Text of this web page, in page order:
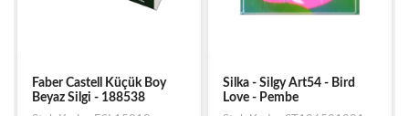
Faber Castell Küçük Boy
Beyaz Silgi - 188538
Silka - Silgy Art54 - Bird
Love - Pembe